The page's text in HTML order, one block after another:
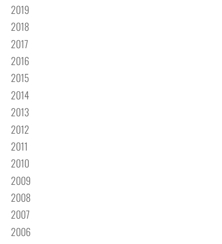
2019
2018
2017
2016
2015
2014
2013
2012
2011
2010
2009
2008
2007
2006